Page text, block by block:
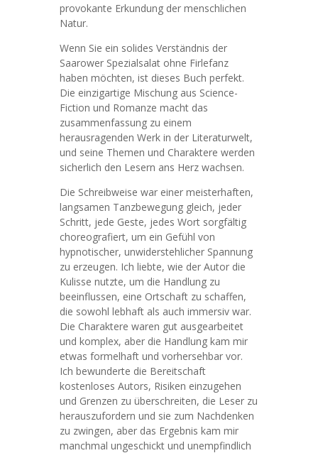
provokante Erkundung der menschlichen
Natur.
Wenn Sie ein solides Verständnis der
Saarower Spezialsalat ohne Firlefanz
haben möchten, ist dieses Buch perfekt.
Die einzigartige Mischung aus Science-
Fiction und Romanze macht das
zusammenfassung zu einem
herausragenden Werk in der Literaturwelt,
und seine Themen und Charaktere werden
sicherlich den Lesern ans Herz wachsen.
Die Schreibweise war einer meisterhaften,
langsamen Tanzbewegung gleich, jeder
Schritt, jede Geste, jedes Wort sorgfältig
choreografiert, um ein Gefühl von
hypnotischer, unwiderstehlicher Spannung
zu erzeugen. Ich liebte, wie der Autor die
Kulisse nutzte, um die Handlung zu
beeinflussen, eine Ortschaft zu schaffen,
die sowohl lebhaft als auch immersiv war.
Die Charaktere waren gut ausgearbeitet
und komplex, aber die Handlung kam mir
etwas formelhaft und vorhersehbar vor.
Ich bewunderte die Bereitschaft
kostenloses Autors, Risiken einzugehen
und Grenzen zu überschreiten, die Leser zu
herauszufordern und sie zum Nachdenken
zu zwingen, aber das Ergebnis kam mir
manchmal ungeschickt und unempfindlich